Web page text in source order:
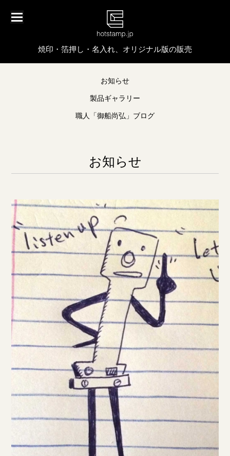
焼印・箔押し・名入れ、オリジナル版の販売
お知らせ
製品ギャラリー
職人「御船尚弘」ブログ
お知らせ